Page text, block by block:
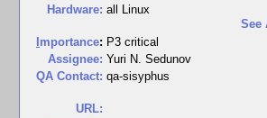
Hardware: all Linux
mportance: P3 critical
Assignee: Yuri N. Sedunov
QA Contact: qa-sisyphus
URL:
See